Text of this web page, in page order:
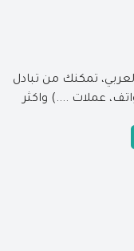
تمكنك من تبادل
عملات ....) واكثر